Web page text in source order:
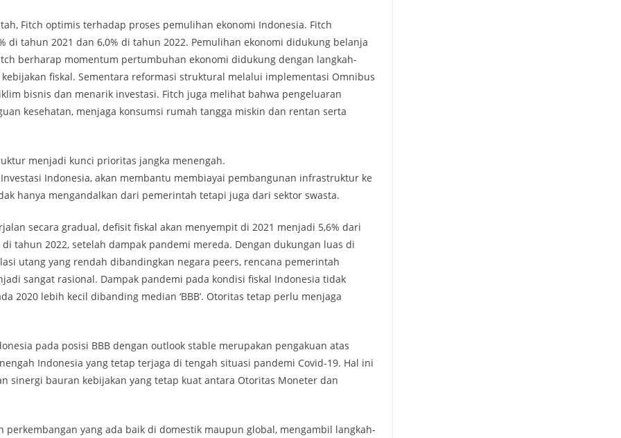
Fitch optimis terhadap proses pemulihan ekonomi Indonesia. Fitch
di tahun 2021 dan 6,0% di tahun 2022. Pemulihan ekonomi didukung belanja
berharap momentum pertumbuhan ekonomi didukung dengan langkah-
fiskal. Sementara reformasi struktural melalui implementasi Omnibus
bisnis dan menarik investasi. Fitch juga melihat bahwa pengeluaran
kesehatan, menjaga konsumsi rumah tangga miskin dan rentan serta
menjadi kunci prioritas jangka menengah.
Indonesia, akan membantu membiayai pembangunan infrastruktur ke
hanya mengandalkan dari pemerintah tetapi juga dari sektor swasta.
secara gradual, defisit fiskal akan menyempit di 2021 menjadi 5,6% dari
tahun 2022, setelah dampak pandemi mereda. Dengan dukungan luas di
utang yang rendah dibandingkan negara peers, rencana pemerintah
sangat rasional. Dampak pandemi pada kondisi fiskal Indonesia tidak
2020 lebih kecil dibanding median ‘BBB’. Otoritas tetap perlu menjaga
pada posisi BBB dengan outlook stable merupakan pengakuan atas
Indonesia yang tetap terjaga di tengah situasi pandemi Covid-19. Hal ini
sinergi bauran kebijakan yang tetap kuat antara Otoritas Moneter dan
yang ada baik di domestik maupun global, mengambil langkah-